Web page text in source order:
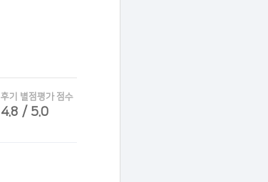
후기 별점평가 점수
4.8 / 5.0